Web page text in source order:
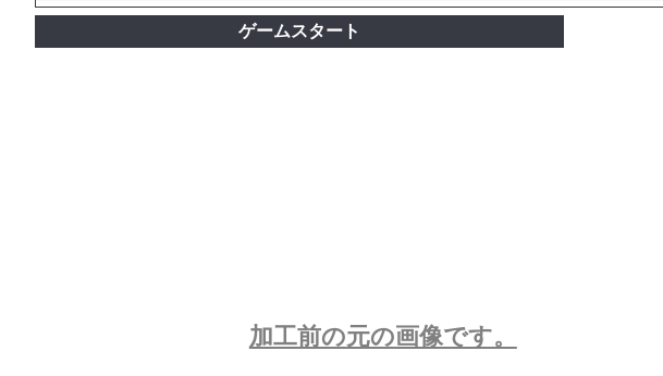
ゲームスタート
加工前の元の画像です。